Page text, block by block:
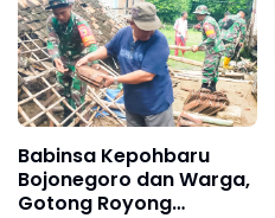
Babinsa Kepohbaru
Bojonegoro dan Warga,
Gotong Royong